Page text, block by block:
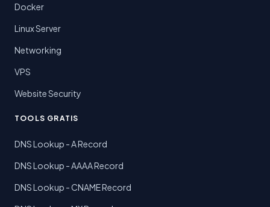
Docker
Linux Server
Networking
VPS
Website Security
TOOLS GRATIS
DNS Lookup - A Record
DNS Lookup - AAAA Record
DNS Lookup - CNAME Record